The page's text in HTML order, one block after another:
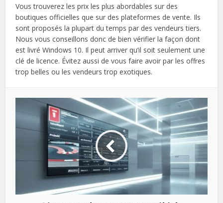
Vous trouverez les prix les plus abordables sur des
boutiques officielles que sur des plateformes de vente. Ils
sont proposés la plupart du temps par des vendeurs tiers.
Nous vous conseillons donc de bien vérifier la façon dont
est livré Windows 10. Il peut arriver qu’il soit seulement une
clé de licence. Évitez aussi de vous faire avoir par les offres
trop belles ou les vendeurs trop exotiques.